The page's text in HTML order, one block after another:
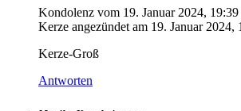
Kondolenz vom 19. Januar 2024, 19:39
Kerze angezündet am 19. Januar 2024,
Kerze-Groß
Antworten